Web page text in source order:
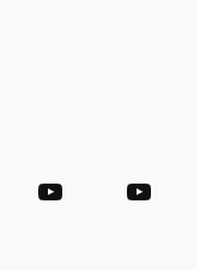
Agile Videos Tech-Videos